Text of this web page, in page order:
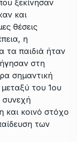
ξεκίνησαν
και
θέσεις
η
τα παιδιά ήταν
στη
σημαντική
του 1ου
και κοινό στόχο
των